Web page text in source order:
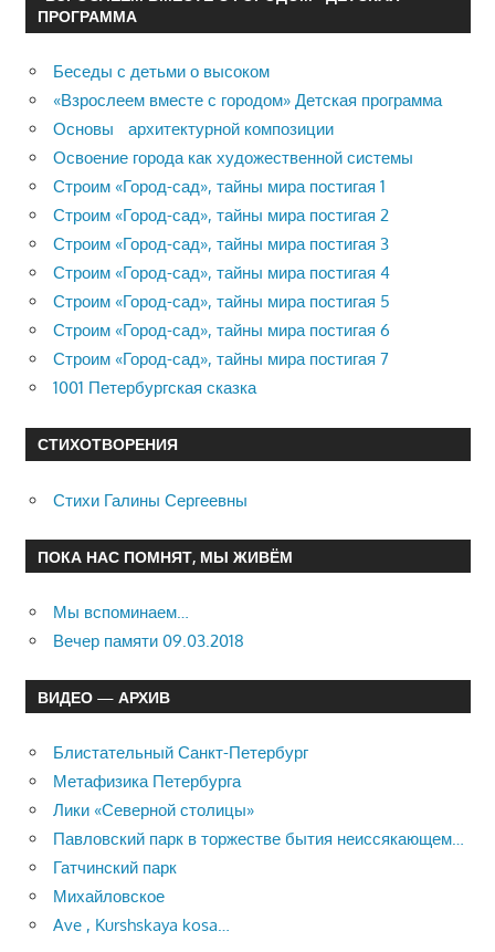
ПРОГРАММА
Беседы с детьми о высоком
«Взрослеем вместе с городом» Детская программа
Основы архитектурной композиции
Освоение города как художественной системы
Строим «Город-сад», тайны мира постигая 1
Строим «Город-сад», тайны мира постигая 2
Строим «Город-сад», тайны мира постигая 3
Строим «Город-сад», тайны мира постигая 4
Строим «Город-сад», тайны мира постигая 5
Строим «Город-сад», тайны мира постигая 6
Строим «Город-сад», тайны мира постигая 7
1001 Петербургская сказка
СТИХОТВОРЕНИЯ
Стихи Галины Сергеевны
ПОКА НАС ПОМНЯТ, МЫ ЖИВЁМ
Мы вспоминаем…
Вечер памяти 09.03.2018
ВИДЕО — АРХИВ
Блистательный Санкт-Петербург
Метафизика Петербурга
Лики «Северной столицы»
Павловский парк в торжестве бытия неиссякающем…
Гатчинский парк
Михайловское
Ave , Kurshskaya kosa…